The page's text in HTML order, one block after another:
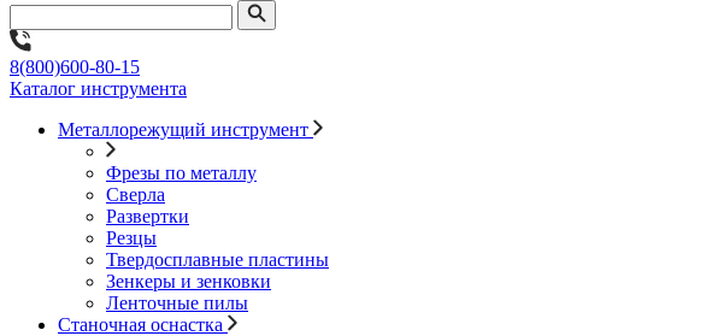
8(800)600-80-15
Каталог инструмента
Металлорежущий инструмент
Фрезы по металлу
Сверла
Развертки
Резцы
Твердосплавные пластины
Зенкеры и зенковки
Ленточные пилы
Станочная оснастка